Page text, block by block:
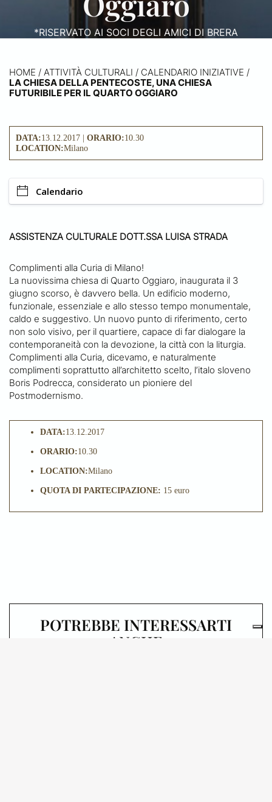
*RISERVATO AI SOCI DEGLI AMICI DI BRERA
HOME / ATTIVITÀ CULTURALI / CALENDARIO INIZIATIVE /
LA CHIESA DELLA PENTECOSTE, UNA CHIESA
FUTURIBILE PER IL QUARTO OGGIARO
DATA:13.12.2017 | ORARIO:10.30
LOCATION:Milano
Calendario
ASSISTENZA CULTURALE DOTT.SSA LUISA STRADA
Complimenti alla Curia di Milano!
La nuovissima chiesa di Quarto Oggiaro, inaugurata il 3
giugno scorso, è davvero bella. Un edificio moderno,
funzionale, essenziale e allo stesso tempo monumentale,
caldo e suggestivo. Un nuovo punto di riferimento, certo
non solo visivo, per il quartiere, capace di far dialogare la
contemporaneità con la devozione, la città con la liturgia.
Complimenti alla Curia, dicevamo, e naturalmente
complimenti soprattutto all’architetto scelto, l’italo sloveno
Boris Podrecca, considerato un pioniere del
Postmodernismo.
DATA:13.12.2017
ORARIO:10.30
LOCATION:Milano
QUOTA DI PARTECIPAZIONE: 15 euro
POTREBBE INTERESSARTI
ANCHE